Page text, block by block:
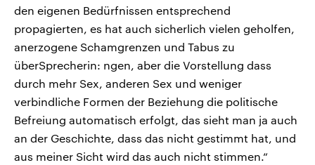
den eigenen Bedürfnissen entsprechend
propagierten, es hat auch sicherlich vielen geholfen,
anerzogene Schamgrenzen und Tabus zu
überSprecherin: ngen, aber die Vorstellung dass
durch mehr Sex, anderen Sex und weniger
verbindliche Formen der Beziehung die politische
Befreiung automatisch erfolgt, das sieht man ja auch
an der Geschichte, dass das nicht gestimmt hat, und
aus meiner Sicht wird das auch nicht stimmen.“